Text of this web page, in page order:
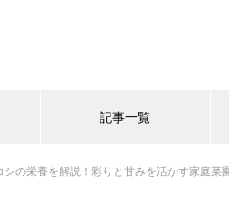
記事一覧
シの栄養を解説！彩りと甘みを活かす家庭菜